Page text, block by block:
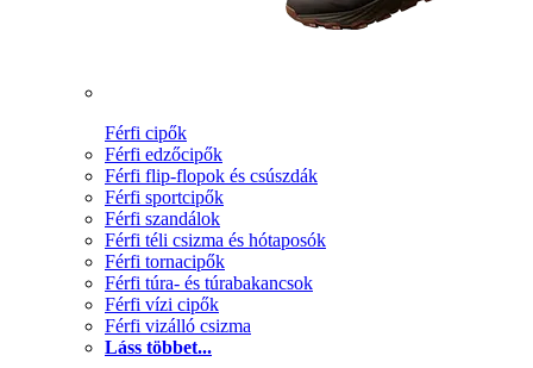
Férfi cipők
Férfi edzőcipők
Férfi flip-flopok és csúszdák
Férfi sportcipők
Férfi szandálok
Férfi téli csizma és hótaposók
Férfi tornacipők
Férfi túra- és túrabakancsok
Férfi vízi cipők
Férfi vizálló csizma
Láss többet...